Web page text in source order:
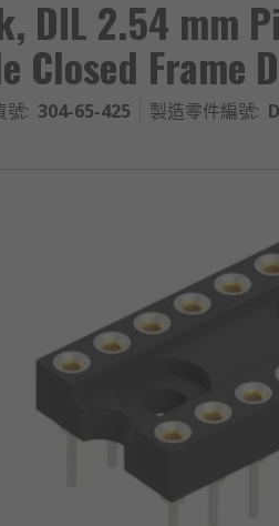
DIL 2.54 mm
Closed Frame
號: 304-65-425 製造零件編號: